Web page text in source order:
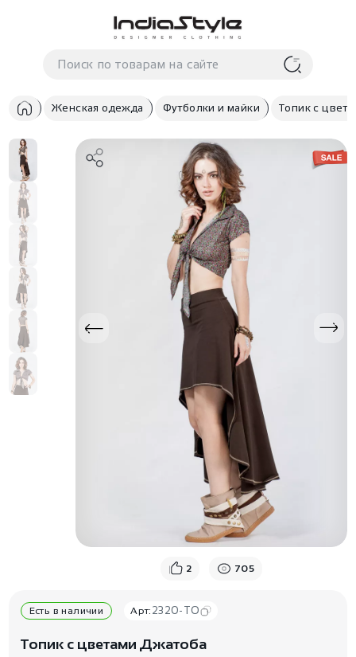
Корзина
В корзиненеттоваров
Корзина покупок пуста..
Женская одежда Футболки и майки Топик с
2 705
Есть в наличии Арт: 2320-TO
Топик с цветами Джатоба